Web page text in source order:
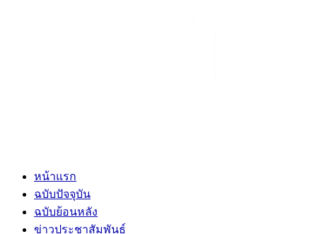
หน้าแรก
ฉบับปัจจุบัน
ฉบับย้อนหลัง
ข่าวประชาสัมพันธ์